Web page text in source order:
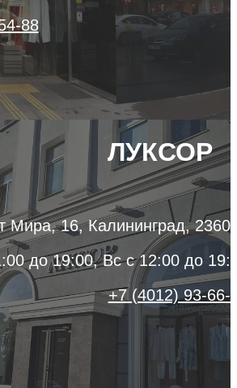
88
ЛУКСОР
Мира, 16, Калининград,
до 19:00, Вс с 12:00 до
+7 (4012) 93-66-